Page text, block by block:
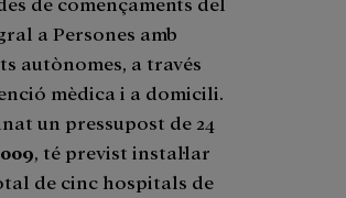
a Persones amb
autònomes, a través
mèdica i a domicili.
un pressupost de 24
, té previst instal·lar
de cinc hospitals de